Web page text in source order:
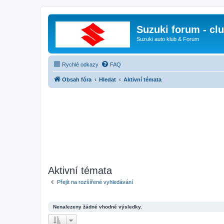
Suzuki forum -
Suzuki auto klub & Forum
Rychlé odkazy FAQ
Obsah fóra Hledat Aktivní témata
Aktivní témata
Přejít na rozšířené vyhledávání
Nenalezeny žádné vhodné výsledky.